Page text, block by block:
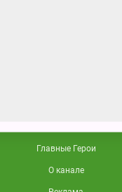
Главные Герои
О канале